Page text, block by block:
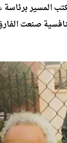
المسير برئاسة
صنعت